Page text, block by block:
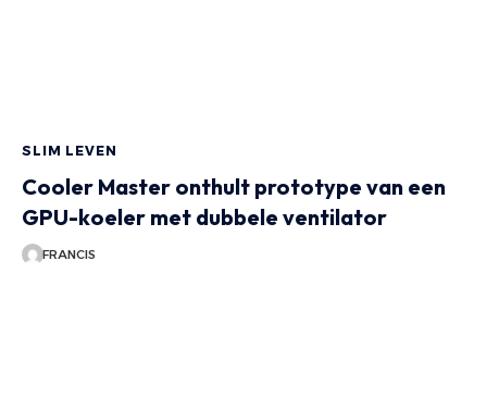
SLIM LEVEN
Cooler Master onthult prototype van een
GPU-koeler met dubbele ventilator
FRANCIS